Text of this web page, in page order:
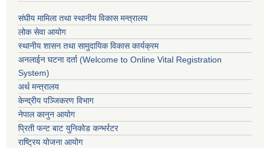
संघीय मामिला तथा स्थानीय विकास मन्त्रालय
लोक सेवा आयोग
स्थानीय शासन तथा सामुदायिक विकास कार्यक्रम
अनलाईन घटना दर्ता (Welcome to Online Vital Registration
System)
अर्थ मन्त्रालय
केन्द्रीय पञ्जिकरण विभाग
नेपाल कानुन आयोग
प्रिती फन्ट बाट युनिकोड कन्भर्रटर
राष्ट्रिय योजना आयोग